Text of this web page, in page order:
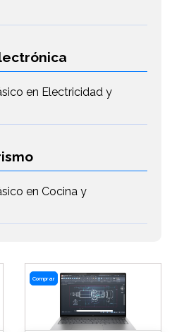
en Electricidad y
en Cocina y
Comprar